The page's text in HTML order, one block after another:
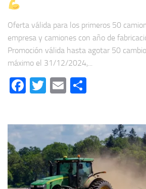
Oferta válida para los primeros 50
empresa y camiones con año de
Promoción válida hasta agotar 50
máximo el 31/12/2024,...
Facebook
Twitter
Email